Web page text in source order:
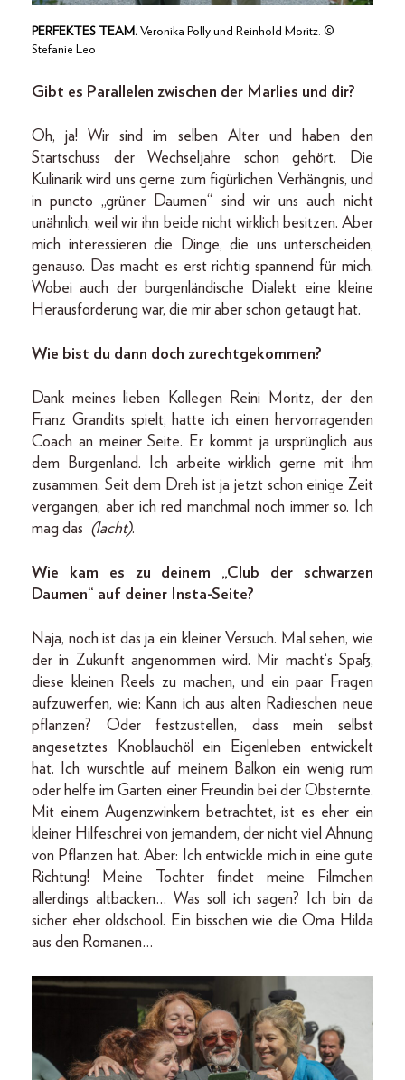
PERFEKTES TEAM. Veronika Polly und Reinhold Moritz. ©
Stefanie Leo
Gibt es Parallelen zwischen der Marlies und dir?
Oh, ja! Wir sind im selben Alter und haben den
Startschuss der Wechseljahre schon gehört. Die
Kulinarik wird uns gerne zum figürlichen Verhängnis, und
in puncto „grüner Daumen“ sind wir uns auch nicht
unähnlich, weil wir ihn beide nicht wirklich besitzen. Aber
mich interessieren die Dinge, die uns unterscheiden,
genauso. Das macht es erst richtig spannend für mich.
Wobei auch der burgenländische Dialekt eine kleine
Herausforderung war, die mir aber schon getaugt hat.
Wie bist du dann doch zurechtgekommen?
Dank meines lieben Kollegen Reini Moritz, der den
Franz Grandits spielt, hatte ich einen hervorragenden
Coach an meiner Seite. Er kommt ja ursprünglich aus
dem Burgenland. Ich arbeite wirklich gerne mit ihm
zusammen. Seit dem Dreh ist ja jetzt schon einige Zeit
vergangen, aber ich red manchmal noch immer so. Ich
mag das (lacht).
Wie kam es zu deinem „Club der schwarzen
Daumen“ auf deiner Insta-Seite?
Naja, noch ist das ja ein kleiner Versuch. Mal sehen, wie
der in Zukunft angenommen wird. Mir macht‘s Spaß,
diese kleinen Reels zu machen, und ein paar Fragen
aufzuwerfen, wie: Kann ich aus alten Radieschen neue
pflanzen? Oder festzustellen, dass mein selbst
angesetztes Knoblauchöl ein Eigenleben entwickelt
hat. Ich wurschtle auf meinem Balkon ein wenig rum
oder helfe im Garten einer Freundin bei der Obsternte.
Mit einem Augenzwinkern betrachtet, ist es eher ein
kleiner Hilfeschrei von jemandem, der nicht viel Ahnung
von Pflanzen hat. Aber: Ich entwickle mich in eine gute
Richtung! Meine Tochter findet meine Filmchen
allerdings altbacken… Was soll ich sagen? Ich bin da
sicher eher oldschool. Ein bisschen wie die Oma Hilda
aus den Romanen…